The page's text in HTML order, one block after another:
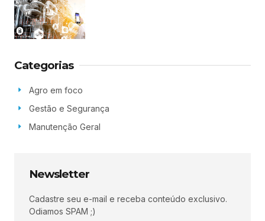
Categorias
Agro em foco
Gestão e Segurança
Manutenção Geral
Newsletter
Cadastre seu e-mail e receba conteúdo exclusivo.
Odiamos SPAM ;)